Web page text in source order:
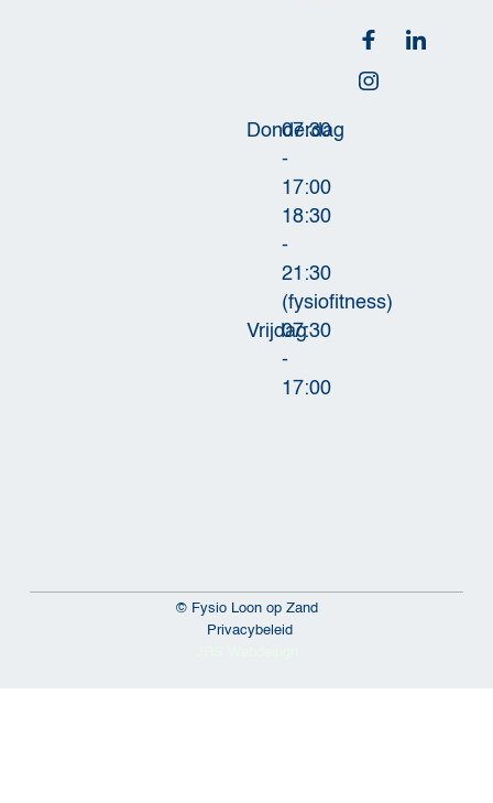
Donderdag
07:30
-
17:00
18:30
-
21:30
(fysiofitness)
Vrijdag07:30
-
17:00
© Fysio Loon op Zand
Privacybeleid